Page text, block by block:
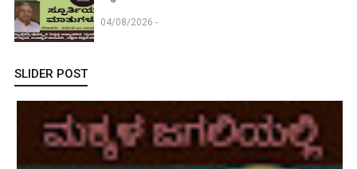
04/08/2026 -
SLIDER POST